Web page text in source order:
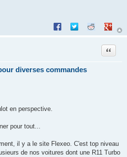
Partager sur Facebook
Partager sur Twitter
Partager sur
diverses commandes
Citation
en perspective.
pour tout...
il y a le site Flexeo. C'est top niveau
de nos voitures dont une R11 Turbo